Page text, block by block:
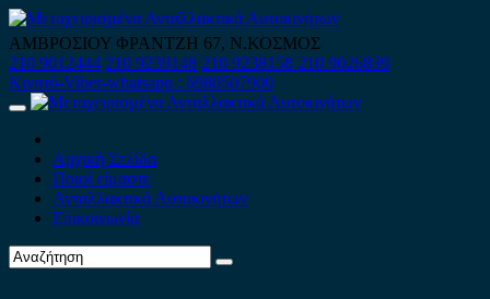
Skip
to
content
ΑΜΒΡΟΣΙΟΥ ΦΡΑΝΤΖΗ 67, Ν.ΚΟΣΜΟΣ
210 9012444 210 9239148 210 9238158 210 9026839
Κινητό-Viber-whatsapp : 6980507900
Primary
Αρχική Σελίδα
Ποιοί είμαστε
Ανταλλακτικά Αυτοκινήτων
Επικοινωνία